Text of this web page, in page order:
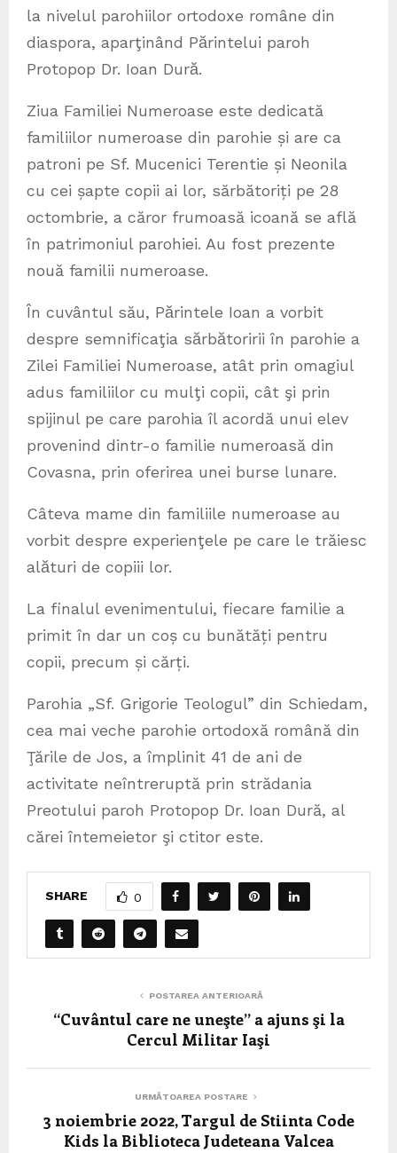
la nivelul parohiilor ortodoxe române din
diaspora, aparţinând Pӑrintelui paroh
Protopop Dr. Ioan Durӑ.
Ziua Familiei Numeroase este dedicată
familiilor numeroase din parohie și are ca
patroni pe Sf. Mucenici Terentie și Neonila
cu cei șapte copii ai lor, sărbătoriți pe 28
octombrie, a căror frumoasă icoană se află
în patrimoniul parohiei. Au fost prezente
nouă familii numeroase.
În cuvântul său, Pӑrintele Ioan a vorbit
despre semnificaţia sӑrbӑtoririi în parohie a
Zilei Familiei Numeroase, atât prin omagiul
adus familiilor cu mulţi copii, cât şi prin
spijinul pe care parohia îl acordă unui elev
provenind dintr-o familie numeroasă din
Covasna, prin oferirea unei burse lunare.
Câteva mame din familiile numeroase au
vorbit despre experienţele pe care le trăiesc
alӑturi de copiii lor.
La finalul evenimentului, fiecare familie a
primit în dar un coș cu bunătăți pentru
copii, precum și cărți.
Parohia „Sf. Grigorie Teologul” din Schiedam,
cea mai veche parohie ortodoxă română din
Ţările de Jos, a împlinit 41 de ani de
activitate neîntreruptă prin strădania
Preotului paroh Protopop Dr. Ioan Dură, al
cărei întemeietor şi ctitor este.
SHARE 0
POSTAREA ANTERIOARĂ
“Cuvântul care ne uneşte” a ajuns şi la
Cercul Militar Iaşi
URMĂTOAREA POSTARE
3 noiembrie 2022, Targul de Stiinta Code
Kids la Biblioteca Judeteana Valcea